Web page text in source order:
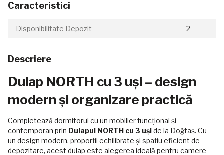
Caracteristici
Disponibilitate Depozit 2
Descriere
Dulap NORTH cu 3 uși – design
modern și organizare practică
Completează dormitorul cu un mobilier funcțional și
contemporan prin Dulapul NORTH cu 3 ușide la Doğtaş. Cu
un design modern, proporții echilibrate și spațiu eficient de
depozitare, acest dulap este alegerea ideală pentru camere